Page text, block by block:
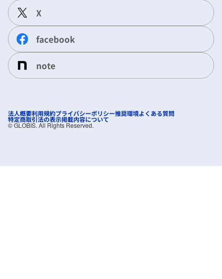
X
facebook
note
法人概要利用規約プライバシーポリシー推奨環境よくある質問
特定商取引法の表示掲載内容について
©︎ GLOBIS. All Rights Reserved.